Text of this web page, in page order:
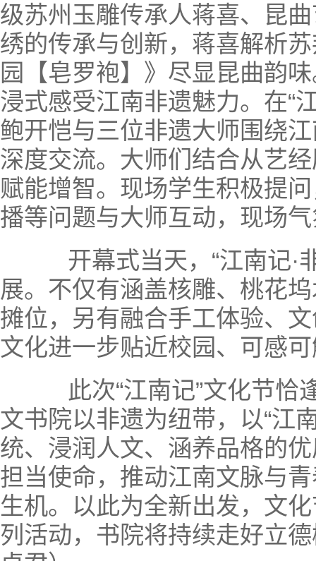
级苏州玉雕传承人蒋喜、昆
绣的传承与创新，蒋喜解析
园【皂罗袍】》尽显昆曲韵
浸式感受江南非遗魅力。在“
鲍开恺与三位非遗大师围绕
深度交流。大师们结合从艺
赋能增智。现场学生积极提
播等问题与大师互动，现场
开幕式当天，“江南记·
展。不仅有涵盖核雕、桃花
摊位，另有融合手工体验、
文化进一步贴近校园、可感
此次“江南记”文化节恰
文书院以非遗为纽带，以“江
统、浸润人文、涵养品格的
担当使命，推动江南文脉与
生机。以此为全新出发，文
列活动，书院将持续走好立